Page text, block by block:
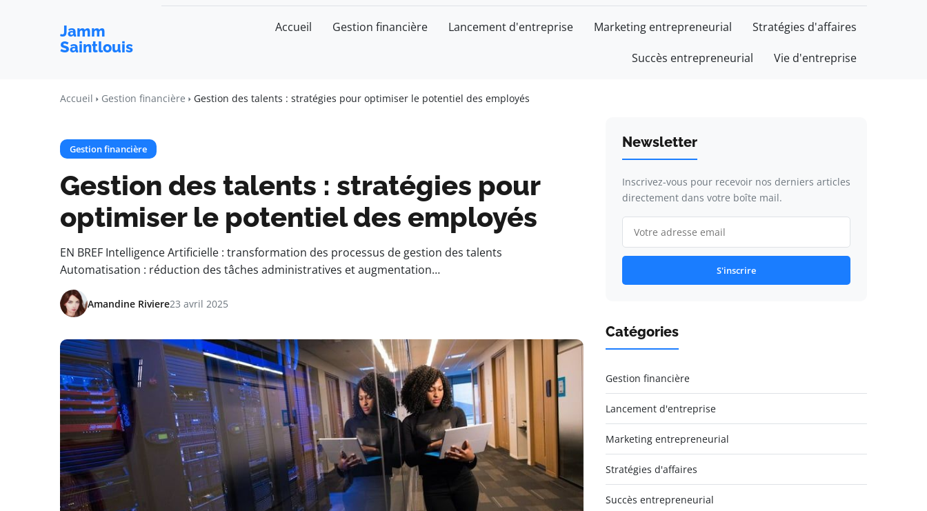
Jamm
Saintlouis
Accueil Gestion financière Lancement d'entreprise Marketing entrepreneurial Stratégies d'affaires
Succès entrepreneurial Vie d'entreprise
Accueil Gestion financière Gestion des talents : stratégies pour optimiser le potentiel des employés
Gestion financière
Gestion des talents : stratégies pour
optimiser le potentiel des employés
EN BREF Intelligence Artificielle : transformation des processus de gestion des talents
Automatisation : réduction des tâches administratives et augmentation…
Amandine Riviere23 avril 2025
Newsletter
Inscrivez-vous pour recevoir nos derniers articles
directement dans votre boîte mail.
S'inscrire
Catégories
Gestion financière
Lancement d'entreprise
Marketing entrepreneurial
Stratégies d'affaires
Succès entrepreneurial